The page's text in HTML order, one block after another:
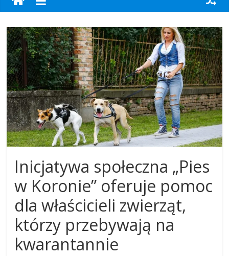
Inicjatywa społeczna „Pies
w Koronie” oferuje pomoc
dla właścicieli zwierząt,
którzy przebywają na
kwarantannie